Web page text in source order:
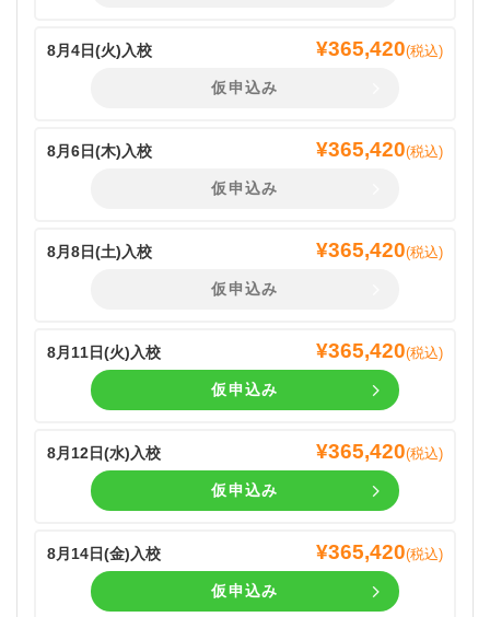
8月4日(火)入校 ¥365,420(税込)
仮申込み
8月6日(木)入校 ¥365,420(税込)
仮申込み
8月8日(土)入校 ¥365,420(税込)
仮申込み
8月11日(火)入校 ¥365,420(税込)
仮申込み
8月12日(水)入校 ¥365,420(税込)
仮申込み
8月14日(金)入校 ¥365,420(税込)
仮申込み